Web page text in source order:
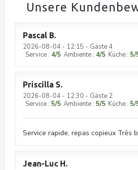
Unsere
Pascal B
2026-08-04 - 12:15 - Gäste 4
Service : 4/5 Ambiente : 4/5 Küche : 5/
Priscilla S
2026-08-04 - 12:30 - Gäste 2
Service : 5/5 Ambiente : 5/5 Küche : 5/
Service rapide, repas copieux Très
Jean-Luc H